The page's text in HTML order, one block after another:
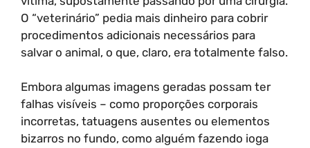
O “veterinário” pedia mais dinheiro para cobrir
procedimentos adicionais necessários para
salvar o animal, o que, claro, era totalmente falso.
Embora algumas imagens geradas possam ter
falhas visíveis – como proporções corporais
incorretas, tatuagens ausentes ou elementos
bizarros no fundo, como alguém fazendo ioga